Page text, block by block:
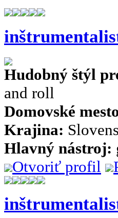
Hudobný štýl
and roll
Domovské
Krajina:
Hlavný nástroj:
Otvoriť profil